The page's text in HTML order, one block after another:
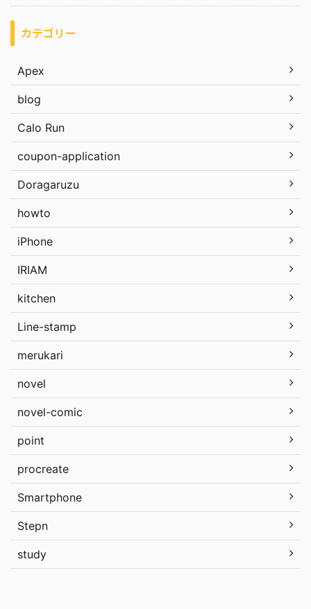
カテゴリー
Apex
blog
Calo Run
coupon-application
Doragaruzu
howto
iPhone
IRIAM
kitchen
Line-stamp
merukari
novel
novel-comic
point
procreate
Smartphone
Stepn
study